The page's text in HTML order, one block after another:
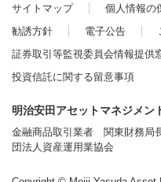
サイトマップ
個人情報の
勧誘方針
電子公告
証券取引等監視委員会情報提供
投資信託に関する留意事項
明治安田アセットマネジメン
金融商品取引業者 関東財務局
団法人資産運用業協会